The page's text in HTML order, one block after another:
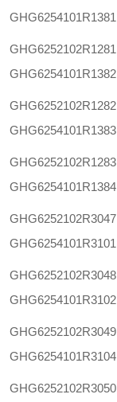
GHG6254101R1381
GHG6252102R1281
GHG6254101R1382
GHG6252102R1282
GHG6254101R1383
GHG6252102R1283
GHG6254101R1384
GHG6252102R3047
GHG6254101R3101
GHG6252102R3048
GHG6254101R3102
GHG6252102R3049
GHG6254101R3104
GHG6252102R3050